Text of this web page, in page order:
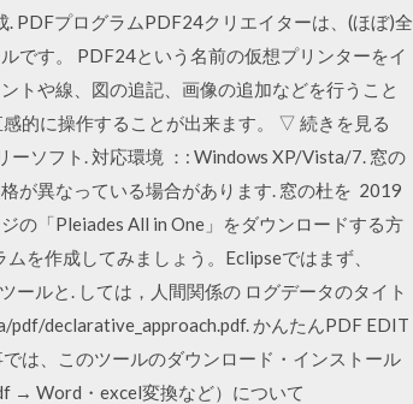
PDFプログラムPDF24クリエイターは、(ほぼ)全
です。 PDF24という名前の仮想プリンターをイ
トや線、図の追記、画像の追加などを行うこと
的に操作することが出来ます。 ▽ 続きを見る
ソフト. 対応環境 ：: Windows XP/Vista/7. 窓の
が異なっている場合があります. 窓の杜を 2019
の「Pleiades All in One」をダウンロードする方
を作成してみましょう。Eclipseではまず、
ルと. しては，人間関係の ログデータのタイト
declarative_approach.pdf. かんたんPDF EDIT
は、このツールのダウンロード・インストール
→ Word・excel変換など）について